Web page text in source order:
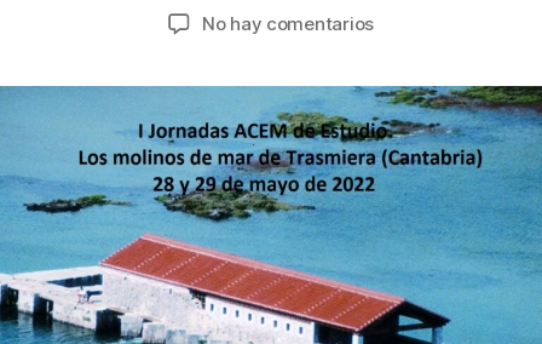
de
No hay comentariosen
ACEM
de
estudio
–
28
y
mayo
Cantabria